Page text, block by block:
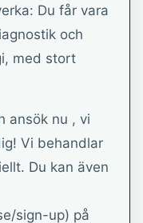
Du får vara
och
med stort
ansök nu , vi
Vi behandlar
Du kan även
sign-up) på